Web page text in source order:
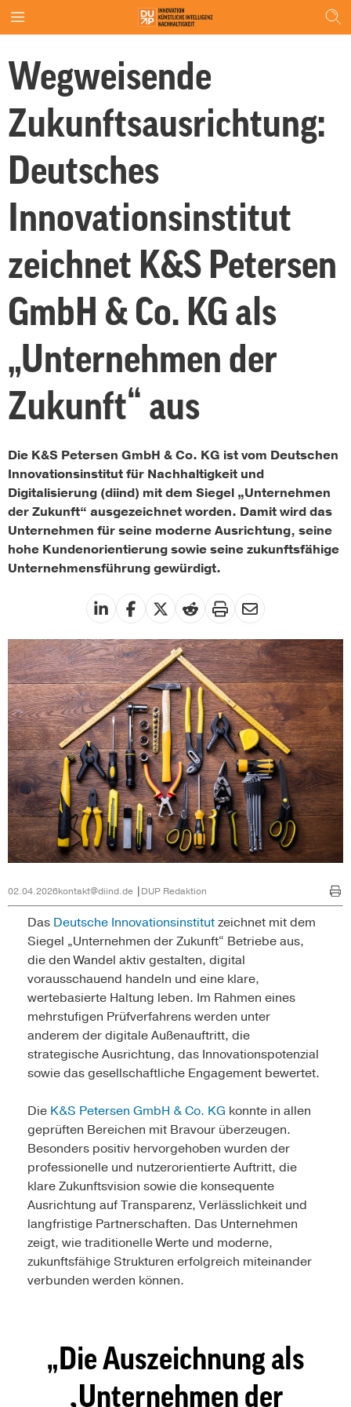
Wegweisende
Zukunftsausrichtung:
Deutsches
Innovationsinstitut
zeichnet K&S Petersen
GmbH & Co. KG als
„Unternehmen der
Zukunft“ aus
Die K&S Petersen GmbH & Co. KG ist vom Deutschen
Innovationsinstitut für Nachhaltigkeit und
Digitalisierung (diind) mit dem Siegel „Unternehmen
der Zukunft“ ausgezeichnet worden. Damit wird das
Unternehmen für seine moderne Ausrichtung, seine
hohe Kundenorientierung sowie seine zukunftsfähige
Unternehmensführung gewürdigt.
02.04.2026kontakt@diind.de DUP Redaktion
Das Deutsche Innovationsinstitutzeichnet mit dem
Siegel „Unternehmen der Zukunft“ Betriebe aus,
die den Wandel aktiv gestalten, digital
vorausschauend handeln und eine klare,
wertebasierte Haltung leben. Im Rahmen eines
mehrstufigen Prüfverfahrens werden unter
anderem der digitale Außenauftritt, die
strategische Ausrichtung, das Innovationspotenzial
sowie das gesellschaftliche Engagement bewertet.
Die K&S Petersen GmbH & Co. KG konnte in allen
geprüften Bereichen mit Bravour überzeugen.
Besonders positiv hervorgehoben wurden der
professionelle und nutzerorientierte Auftritt, die
klare Zukunftsvision sowie die konsequente
Ausrichtung auf Transparenz, Verlässlichkeit und
langfristige Partnerschaften. Das Unternehmen
zeigt, wie traditionelle Werte und moderne,
zukunftsfähige Strukturen erfolgreich miteinander
verbunden werden können.
Die Auszeichnung als
‚Unternehmen der